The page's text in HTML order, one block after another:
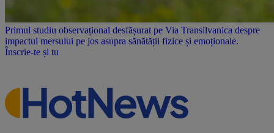
Primul studiu observațional desfășurat pe Via Transilvanica despre
impactul mersului pe jos asupra sănătății fizice și emoționale.
Înscrie-te și tu